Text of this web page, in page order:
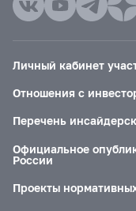
Личный кабинет
Отношения с
Перечень
Официальное
России
Проекты